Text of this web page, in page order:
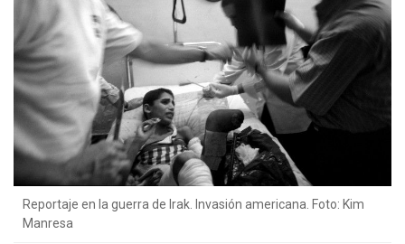
Reportaje en la guerra de Irak. Invasión americana. Foto: Kim
Manresa